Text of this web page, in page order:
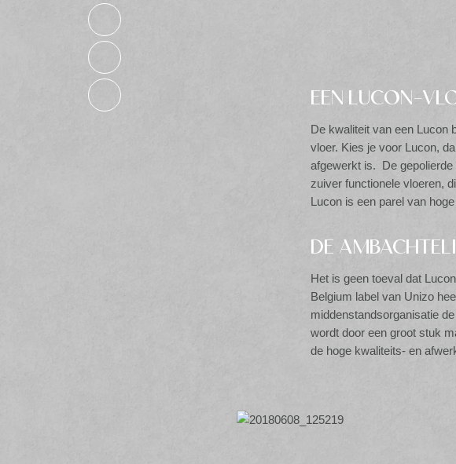
EEN LUCON-
De kwaliteit van een Lucon
vloer. Kies je voor Lucon,
afgewerkt is. De gepolierde
zuiver functionele vloeren,
Lucon is een parel van
DE
Het is geen toeval dat
Belgium label van Unizo
middenstandsorganisatie
wordt door een groot stuk
de hoge kwaliteits- en